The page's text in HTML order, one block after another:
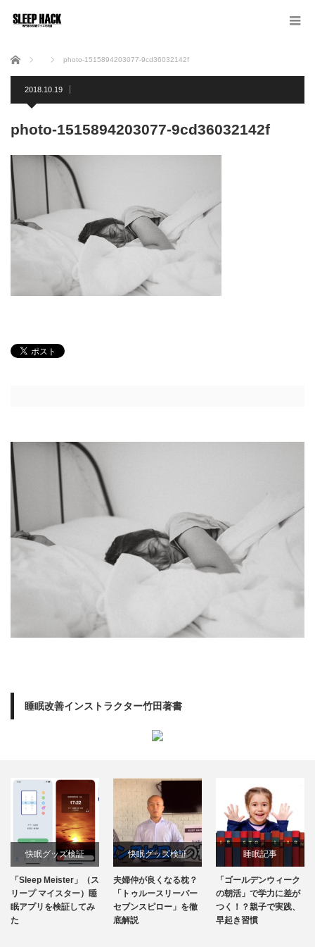
ホーム photo-1515894203077-9cd36032142f
2018.10.19
photo-1515894203077-9cd36032142f
睡眠改善インストラクター竹田著書
快眠グッズ検証
「Sleep Meister」（ス
リープ マイスター）睡
眠アプリを検証してみ
た
快眠グッズ検証
夫婦仲が良くなる枕？
「トゥルースリーパー
セブンスピロー」を徹
底解説
睡眠記事
「ゴールデンウィーク
の朝活」で学力に差が
つく！？親子で実践、
早起き習慣